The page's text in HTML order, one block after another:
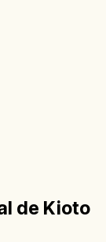
de Kioto